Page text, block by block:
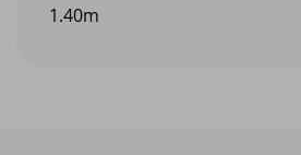
1.40m